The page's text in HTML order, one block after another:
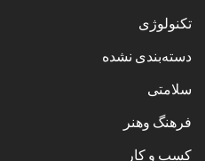
تکنولوژی
دسته‌بندی نشده
سلامتی
فرهنگ وهنر
کسب و کار